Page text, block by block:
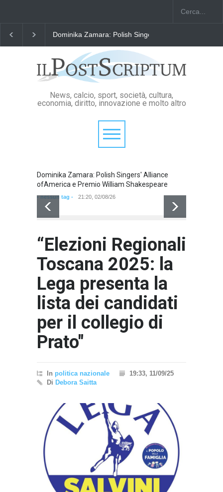
Dominika Zamara: Polish Singers' Alliance ofAmerica
News, calcio, sport, società, cultura,
economia, diritto, innovazione e molto altro
Dominika Zamara: Polish Singers' Alliance
ofAmerica e Premio William Shakespeare
- nessun tag - 21:20, 02/08/26
“Elezioni Regionali
Toscana 2025: la
Lega presenta la
lista dei candidati
per il collegio di
Prato"
In politica nazionale
19:33, 11/09/25
Di Debora Saitta